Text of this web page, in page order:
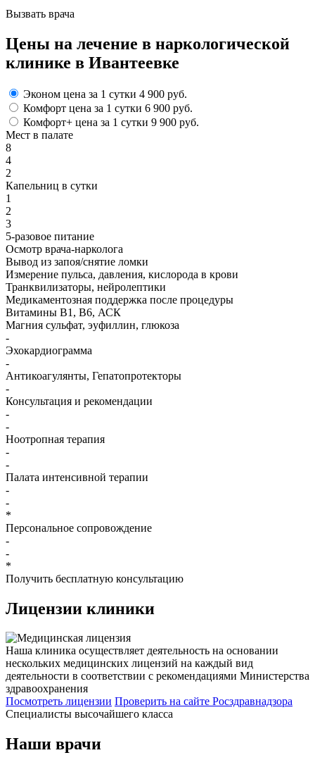
Вызвать врача
Цены на лечение в наркологической
клинике в Ивантеевке
Эконом цена за 1 сутки 4 900 руб.
Комфорт цена за 1 сутки 6 900 руб.
Комфорт+ цена за 1 сутки 9 900 руб.
Мест в палате
8
4
2
Капельниц в сутки
1
2
3
5-разовое питание
Осмотр врача-нарколога
Вывод из запоя/снятие ломки
Измерение пульса, давления, кислорода в крови
Транквилизаторы, нейролептики
Медикаментозная поддержка после процедуры
Витамины B1, B6, АСК
Магния сульфат, эуфиллин, глюкоза
-
Эхокардиограмма
-
Антикоагулянты, Гепатопротекторы
-
Консультация и рекомендации
-
-
Ноотропная терапия
-
-
Палата интенсивной терапии
-
-
*
Персональное сопровождение
-
-
*
Получить бесплатную консультацию
Лицензии клиники
Наша клиника осуществляет деятельность на основании
нескольких медицинских лицензий на каждый вид
деятельности в соответствии с рекомендациями Министерства
здравоохранения
Посмотреть лицензии Проверить на сайте Росздравнадзора
Специалисты высочайшего класса
Наши врачи